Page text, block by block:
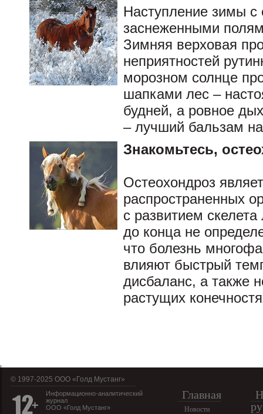
Наступление зимы
заснеженными
Зимняя верховая
неприятностей
морозном солнце
шапками лес –
будней, а ровное
– лучший бальзам
Знакомьтесь,
Остеохондроз
распространенных
с развитием
до конца не
что болезнь
влияют быстрый
дисбаланс, а также
растущих
© 1997-2025 OOO «Голд Мустанг»
Информационно-аналитический
журнал
ООО «Голд Мустанг»
Главная
Новости